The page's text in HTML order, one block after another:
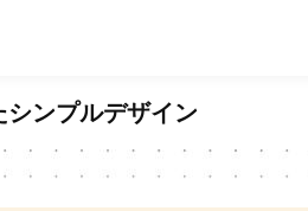
ンプルデザイン